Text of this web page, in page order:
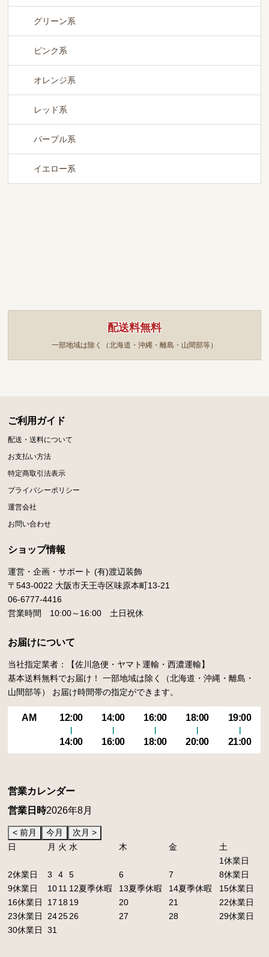
グリーン系
ピンク系
オレンジ系
レッド系
パープル系
イエロー系
配送料無料
一部地域は除く（北海道・沖縄・離島・山間部等）
ご利用ガイド
配送・送料について
お支払い方法
特定商取引法表示
プライバシーポリシー
運営会社
お問い合わせ
ショップ情報
運営・企画・サポート (有)渡辺装飾
〒543-0022 大阪市天王寺区味原本町13-21
06-6777-4416
営業時間 10:00～16:00 土日祝休
お届けについて
当社指定業者：【佐川急便・ヤマト運輸・西濃運輸】
基本送料無料でお届け！ 一部地域は除く（北海道・沖縄・離島・
山間部等） お届け時間帯の指定ができます。
AM 12:00
14:00
14:00
16:00
16:00
18:00
18:00
20:00
19:00
21:00
営業カレンダー
営業日時2026年8月
日 月 火 水 木 金
土
1休業日
2休業日 3 4 5 6 7 8休業日
9休業日 1011 12夏季休暇 13夏季休暇 14夏季休暇 15休業日
16休業日 17 1819 20 21 22休業日
23休業日 242526 27 28 29休業日
30休業日 31